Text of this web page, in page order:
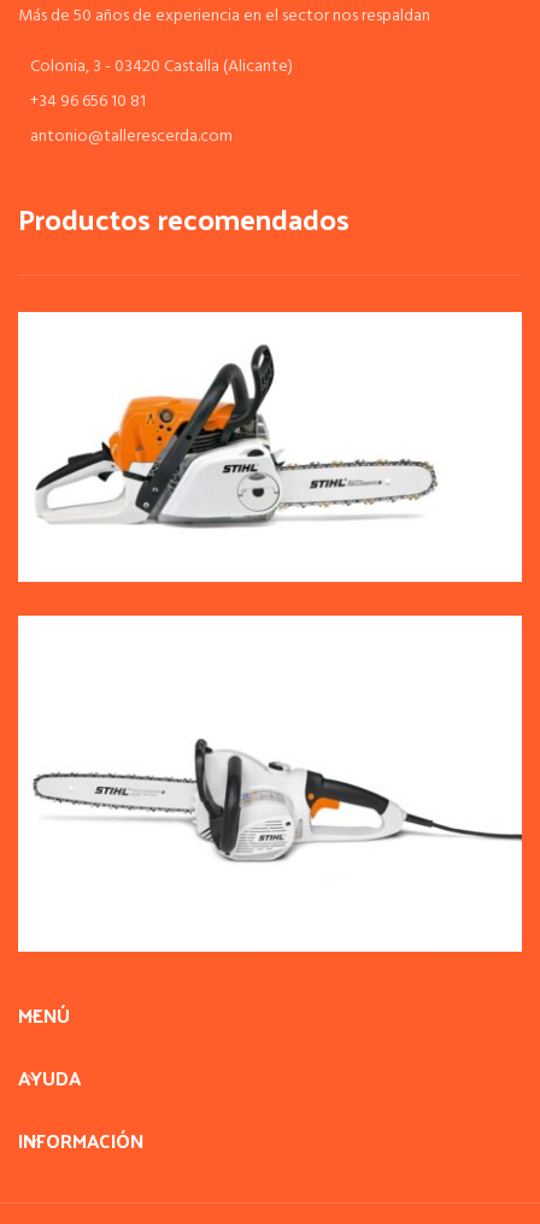
Más de 50 años de experiencia en el sector nos respaldan
Colonia, 3 - 03420 Castalla (Alicante)
+34 96 656 10 81
antonio@tallerescerda.com
Productos recomendados
MENÚ
AYUDA
INFORMACIÓN